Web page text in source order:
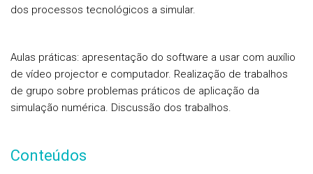
dos processos tecnológicos a simular.
Aulas práticas: apresentação do software a usar com auxílio
de vídeo projector e computador. Realização de trabalhos
de grupo sobre problemas práticos de aplicação da
simulação numérica. Discussão dos trabalhos.
Conteúdos